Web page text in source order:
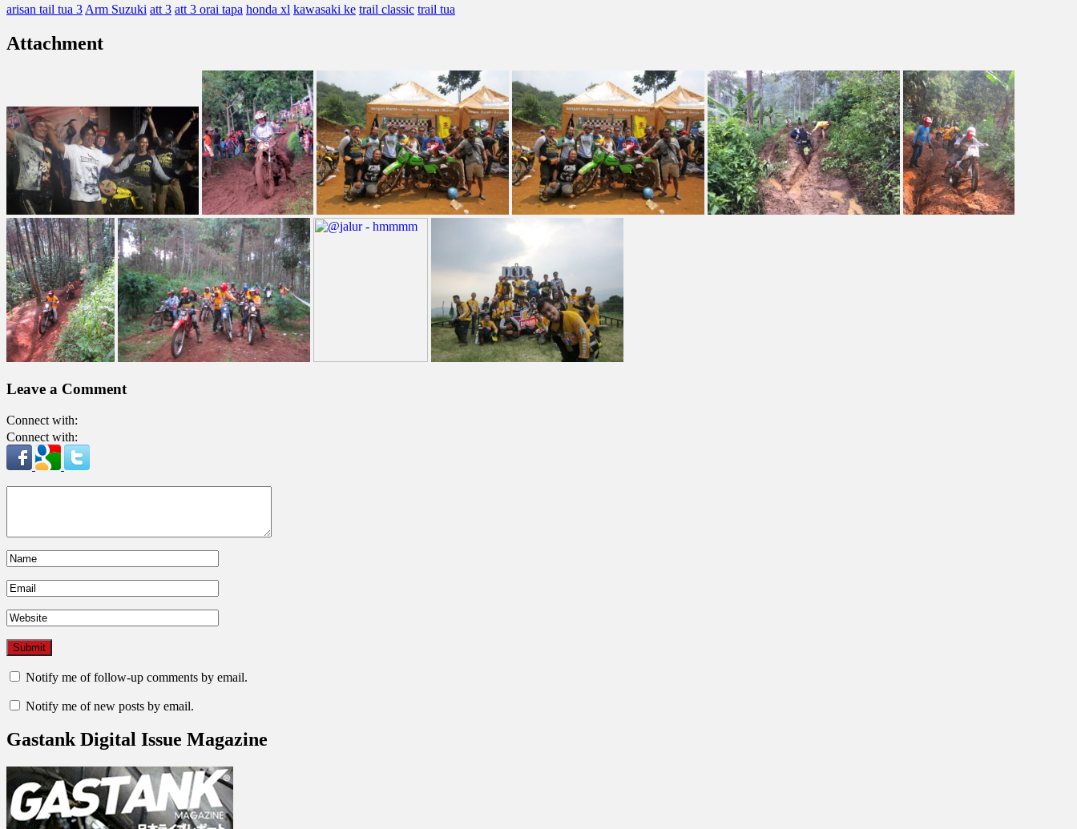
arisan tail tua 3 Arm Suzuki att 3 att 3 orai tapa honda xl kawasaki ke trail classic trail tua
Attachment
Leave a Comment
Connect with:
Connect with:
Notify me of follow-up comments by email.
Notify me of new posts by email.
Gastank Digital Issue Magazine